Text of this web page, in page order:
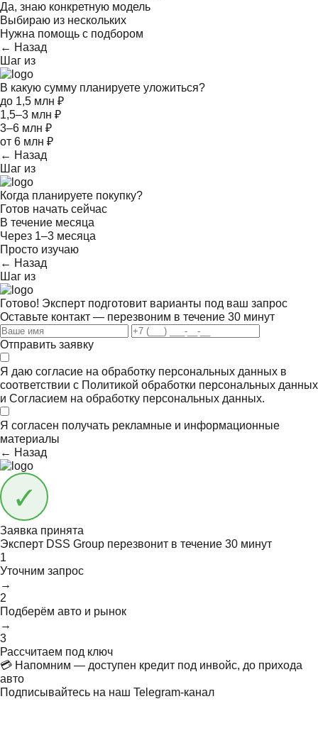
Да, знаю конкретную модель
Выбираю из нескольких
Нужна помощь с подбором
← Назад
Шаг из
В какую сумму планируете уложиться?
до 1,5 млн ₽
1,5–3 млн ₽
3–6 млн ₽
от 6 млн ₽
← Назад
Шаг из
Когда планируете покупку?
Готов начать сейчас
В течение месяца
Через 1–3 месяца
Просто изучаю
← Назад
Шаг из
Готово! Эксперт подготовит варианты под ваш запрос
Оставьте контакт — перезвоним в течение 30 минут
Отправить заявку
Я даю согласие на обработку персональных данных в
соответствии с Политикой обработки персональных данных
и Согласием на обработку персональных данных.
Я согласен получать рекламные и информационные
материалы
← Назад
Заявка принята
Эксперт DSS Group перезвонит в течение 30 минут
1
Уточним запрос
→
2
Подберём авто и рынок
→
3
Рассчитаем под ключ
💳 Напомним — доступен кредит под инвойс, до прихода
авто
Подписывайтесь на наш Telegram-канал